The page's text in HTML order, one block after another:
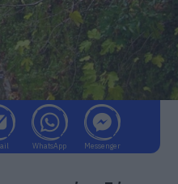
WhatsApp Messenger